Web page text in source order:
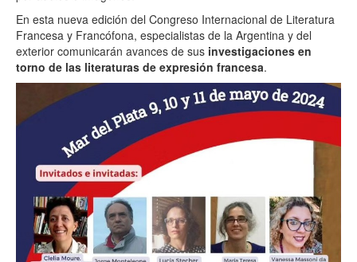
En esta nueva edición del Congreso Internacional de Literatura
Francesa y Francófona, especialistas de la Argentina y del
exterior comunicarán avances de sus investigaciones en
torno de las literaturas de expresión francesa.